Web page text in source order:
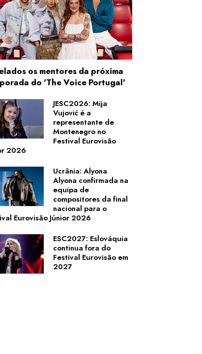
os mentores da próxima
do 'The Voice Portugal'
JESC2026: Mija
Vujović é a
representante de
Montenegro no
Festival Eurovisão
2026
Ucrânia: Alyona
Alyona confirmada na
equipa de
compositores da final
nacional para o
Eurovisão Júnior 2026
ESC2027: Eslováquia
continua fora do
Festival Eurovisão em
2027